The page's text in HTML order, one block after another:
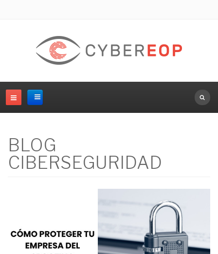
BLOG
CIBERSEGURIDAD